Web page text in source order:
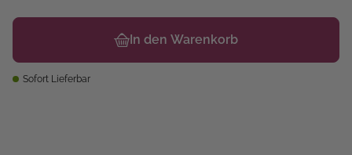
In den Warenkorb
Sofort Lieferbar